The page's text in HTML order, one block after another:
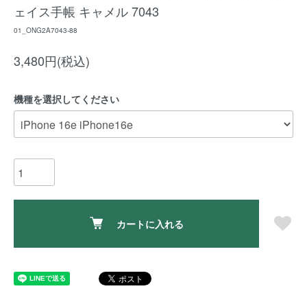
ェイス手帳 キャメル 7043
01_ONG2A7043-88
3,480円(税込)
機種を選択してください
カートに入れる